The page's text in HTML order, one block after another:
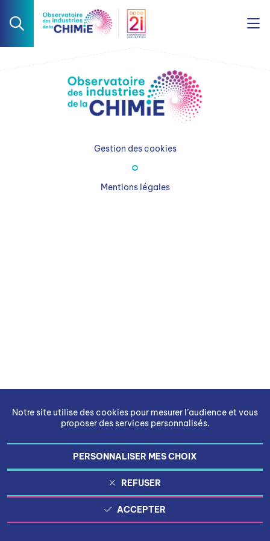
Notre site utilise des cookies pour mesurer l’audience et vous
proposer des services personnalisés.
PERSONNALISER MES CHOIX
REFUSER
ACCEPTER
Gestion des cookies
Mentions légales